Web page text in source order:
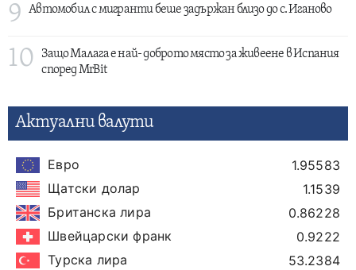
9 Автомобил с мигранти беше задържан близо до с. Иганово
10
Защо Малага е най- доброто място за живеене в Испания
според MrBit
Актуални валути
Евро
1.95583
Щатски долар
1.1539
Британска лира
0.86228
Швейцарски франк
0.9222
Турска лира
53.2384